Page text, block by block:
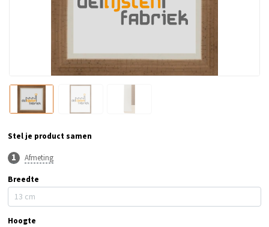
Stel je product samen
Afmeting
Breedte
Hoogte